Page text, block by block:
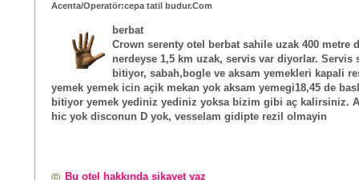
Acenta/Operatör:cepa tatil budur.Com
berbat
Crown serenty otel berbat sahile uzak 400 metre
nerdeyse 1,5 km uzak, servis var diyorlar. Servis
bitiyor, sabah,bogle ve aksam yemekleri kapali
yemek yemek icin açik mekan yok aksam yemegi18,45 de
bitiyor yemek yediniz yediniz yoksa bizim gibi aç kalirsiniz.
hic yok disconun D yok, vesselam gidipte rezil olmayin
Bu otel hakkında şikayet yaz